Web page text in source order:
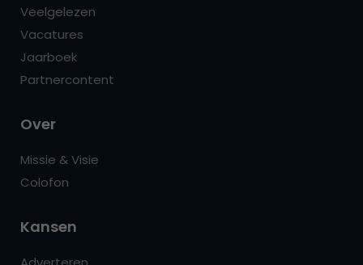
Veelgelezen
Vacatures
Jaarboek
Partnercontent
Over
Missie & Visie
Colofon
Kansen